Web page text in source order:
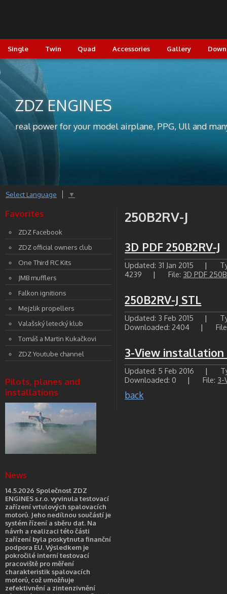
Single Twin Quad Accessories Gallery
ZDZ ENGINES
real power for your model airplane, PPG, Ull and
250B2RV-J
3D PDF 250B2RV-J
Updated: 31 Jan 2015 |
4239
| File: 3D PDF
250B2RV-J STL
Updated: 3 Feb 2015 |
Downloaded: 2404
|
3-View installation
Updated: 5 Feb 2016 |
Downloaded: 0
| File: 3-
back
Select Language ▼
Favorites
ZDZ Facebook
ZDZ official owners club
One Third RC Kits
JMB mufflers
Falkon ignitions
Mejzlik propellers
Valašský letecký klub
Tomáš a Martin Kukačkovi
ZDZ Youtube channel
Pilots, planes and
installations
News
14.5.2026 Společnost ZDZ
ENGINES s.r.o. vyvinula testovací
zařízení vrtulových spalovacích
motorů. Jeho nedílnou součástí je
systém řízení a sběru dat. Na
návrh a realizaci této části
zařízení byla poskytnuta finanční
podpora EU. Výsledkem je
pokročilé interní testovací
pracoviště pro měření
charakteristik spalovacích
motorů, což umožňuje
zefektivnění a zintenzivnění